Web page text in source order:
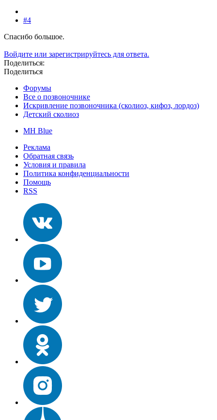
#4
Спасибо большое.
Войдите или зарегистрируйтесь для ответа.
Поделиться:
Поделиться
Форумы
Все о позвоночнике
Искривление позвоночника (сколиоз, кифоз, лордоз)
Детский сколиоз
MH Blue
Реклама
Обратная связь
Условия и правила
Политика конфиденциальности
Помощь
RSS